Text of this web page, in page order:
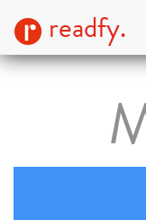
readfy.